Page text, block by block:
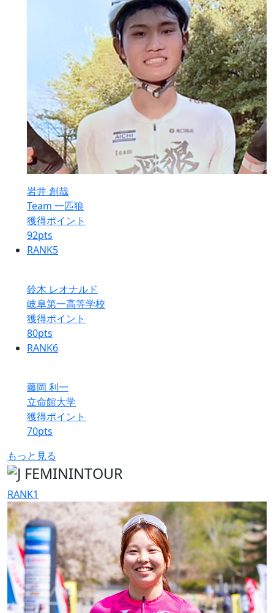
岩井 創哉
Team 一匹狼
獲得ポイント
92pts
RANK5
鈴木 レオナルド
岐阜第一高等学校
獲得ポイント
80pts
RANK6
藤岡 利一
立命館大学
獲得ポイント
70pts
もっと見る
RANK1